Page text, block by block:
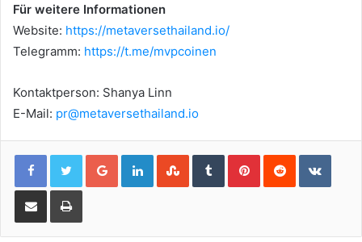
Für weitere Informationen
Website: https://metaversethailand.io/
Telegramm: https://t.me/mvpcoinen
Kontaktperson: Shanya Linn
E-Mail: pr@metaversethailand.io
Google+LinkedInStumbleUpon
TumblrPinterestReddit
Share via Email Print